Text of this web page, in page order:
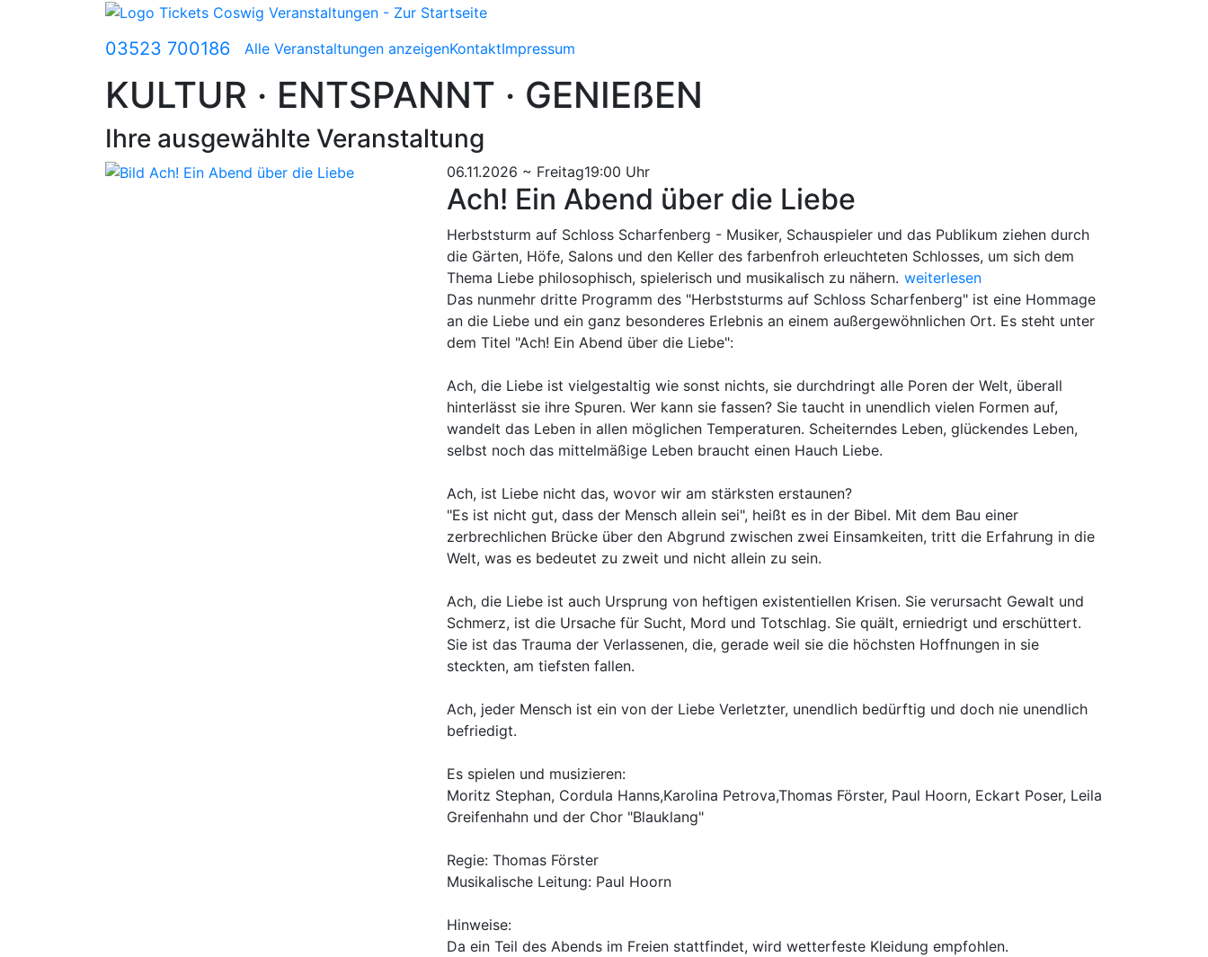
03523 700186 Alle Veranstaltungen anzeigenKontaktImpressum
KULTUR · ENTSPANNT · GENIEßEN
Ihre ausgewählte Veranstaltung
06.11.2026 ~ Freitag19:00 Uhr
Ach! Ein Abend über die Liebe
Herbststurm auf Schloss Scharfenberg - Musiker, Schauspieler und das Publikum ziehen durch
die Gärten, Höfe, Salons und den Keller des farbenfroh erleuchteten Schlosses, um sich dem
Thema Liebe philosophisch, spielerisch und musikalisch zu nähern. Weitere Informationen zur Veranstaltung
weiterlesen
Das nunmehr dritte Programm des "Herbststurms auf Schloss Scharfenberg" ist eine Hommage
an die Liebe und ein ganz besonderes Erlebnis an einem außergewöhnlichen Ort. Es steht unter
dem Titel "Ach! Ein Abend über die Liebe":
Ach, die Liebe ist vielgestaltig wie sonst nichts, sie durchdringt alle Poren der Welt, überall
hinterlässt sie ihre Spuren. Wer kann sie fassen? Sie taucht in unendlich vielen Formen auf,
wandelt das Leben in allen möglichen Temperaturen. Scheiterndes Leben, glückendes Leben,
selbst noch das mittelmäßige Leben braucht einen Hauch Liebe.
Ach, ist Liebe nicht das, wovor wir am stärksten erstaunen?
"Es ist nicht gut, dass der Mensch allein sei", heißt es in der Bibel. Mit dem Bau einer
zerbrechlichen Brücke über den Abgrund zwischen zwei Einsamkeiten, tritt die Erfahrung in die
Welt, was es bedeutet zu zweit und nicht allein zu sein.
Ach, die Liebe ist auch Ursprung von heftigen existentiellen Krisen. Sie verursacht Gewalt und
Schmerz, ist die Ursache für Sucht, Mord und Totschlag. Sie quält, erniedrigt und erschüttert.
Sie ist das Trauma der Verlassenen, die, gerade weil sie die höchsten Hoffnungen in sie
steckten, am tiefsten fallen.
Ach, jeder Mensch ist ein von der Liebe Verletzter, unendlich bedürftig und doch nie unendlich
befriedigt.
Es spielen und musizieren:
Moritz Stephan, Cordula Hanns,Karolina Petrova,Thomas Förster, Paul Hoorn, Eckart Poser, Leila
Greifenhahn und der Chor "Blauklang"
Regie: Thomas Förster
Musikalische Leitung: Paul Hoorn
Hinweise:
Da ein Teil des Abends im Freien stattfindet, wird wetterfeste Kleidung empfohlen.